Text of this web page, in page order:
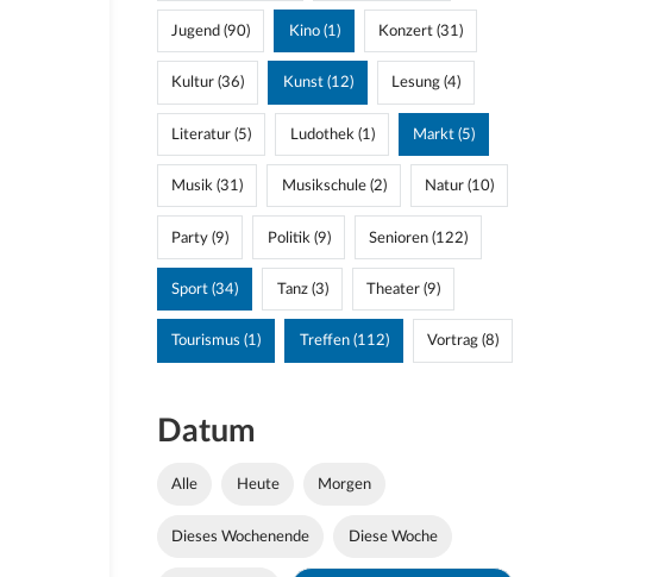
Jugend (90) Kino (1) Konzert (31)
Kultur (36) Kunst (12) Lesung (4)
Literatur (5) Ludothek (1) Markt (5)
Musik (31) Musikschule (2) Natur (10)
Party (9) Politik (9) Senioren (122)
Sport (34) Tanz (3) Theater (9)
Tourismus (1) Treffen (112) Vortrag (8)
Datum
Alle Heute Morgen
Dieses Wochenende Diese Woche